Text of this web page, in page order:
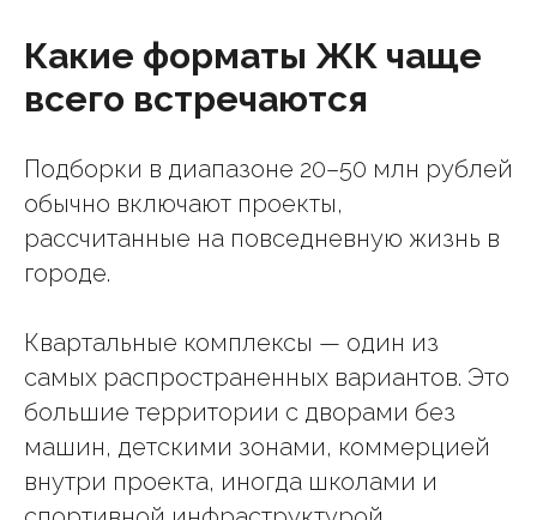
Какие форматы ЖК чаще
всего встречаются
Подборки в диапазоне 20–50 млн рублей
обычно включают проекты,
рассчитанные на повседневную жизнь в
городе.
Квартальные комплексы — один из
самых распространенных вариантов. Это
большие территории с дворами без
машин, детскими зонами, коммерцией
внутри проекта, иногда школами и